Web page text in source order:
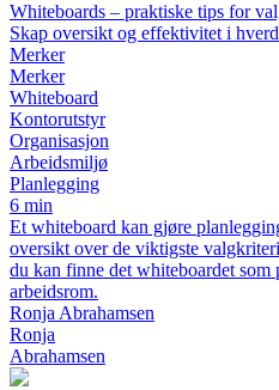
Whiteboards – praktiske tips for
Skap oversikt og effektivitet i
Merker
Merker
Whiteboard
Kontorutstyr
Organisasjon
Arbeidsmiljø
Planlegging
6 min
Et whiteboard kan gjøre
oversikt over de viktigste
du kan finne det whiteboardet som
arbeidsrom.
Ronja Abrahamsen
Ronja
Abrahamsen